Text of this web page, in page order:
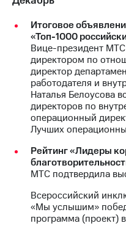
Итоговое
«Топ-1000
Вице-президент
директором по
директор
работодателя и
Наталья Белоусова
директоров по
операционный
Лучших
Рейтинг «Лидеры
МТС подтвердила
Всероссийский
«Мы услышим»
программа (проект)